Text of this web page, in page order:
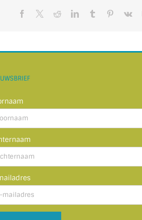
Facebook RedditLinkedInTumblr Pinterest
Vk